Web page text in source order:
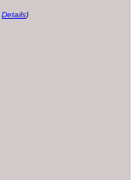
Details)